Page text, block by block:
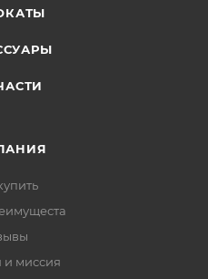
и миссия